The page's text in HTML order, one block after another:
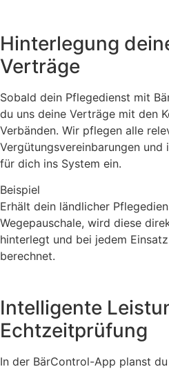
Hinterlegung
Verträge
Sobald dein Pflegedienst mit
du uns deine Verträge mit den
Verbänden. Wir pflegen alle
Vergütungsvereinbarungen und
für dich ins System ein.
Beispiel
Erhält dein ländlicher
Wegepauschale, wird diese
hinterlegt und bei jedem
berechnet.
Intelligente
Echtzeitprüfung
In der BärControl-App planst